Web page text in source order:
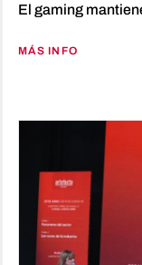
El gaming
MÁS INFO